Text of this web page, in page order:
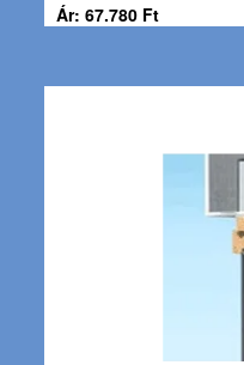
Ár: 67.780 Ft